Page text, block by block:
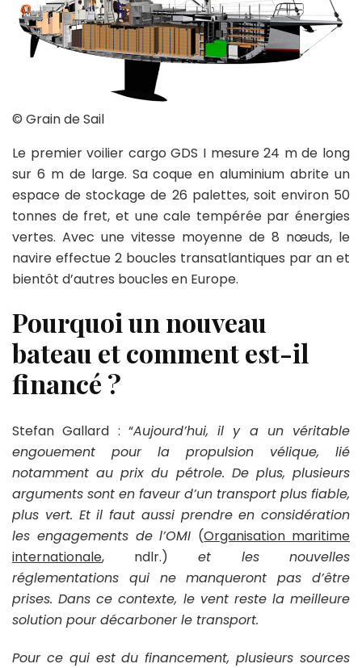
© Grain de Sail
Le premier voilier cargo GDS I mesure 24 m de long
sur 6 m de large. Sa coque en aluminium abrite un
espace de stockage de 26 palettes, soit environ 50
tonnes de fret, et une cale tempérée par énergies
vertes. Avec une vitesse moyenne de 8 nœuds, le
navire effectue 2 boucles transatlantiques par an et
bientôt d’autres boucles en Europe.
Pourquoi un nouveau
bateau et comment est-il
financé ?
Stefan Gallard : “Aujourd’hui, il y a un véritable
engouement pour la propulsion vélique, lié
notamment au prix du pétrole. De plus, plusieurs
arguments sont en faveur d’un transport plus fiable,
plus vert. Et il faut aussi prendre en considération
les engagements de l’OMI (Organisation maritime
internationale, ndlr.) et les nouvelles
réglementations qui ne manqueront pas d’être
prises. Dans ce contexte, le vent reste la meilleure
solution pour décarboner le transport.
Pour ce qui est du financement, plusieurs sources